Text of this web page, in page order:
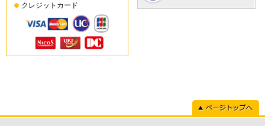
クレジットカード